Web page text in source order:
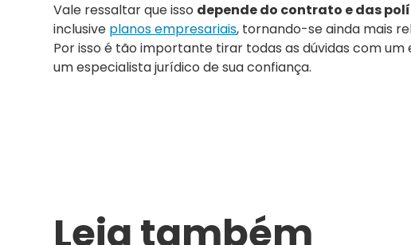
Vale ressaltar que isso depende do contrato e das
inclusive planos empresariais, tornando-se ainda mais
Por isso é tão importante tirar todas as dúvidas com
um especialista jurídico de sua confiança.
Leia também